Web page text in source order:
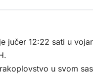
jučer 12:22 sati u
u svom